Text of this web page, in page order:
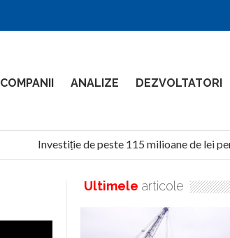
COMPANII ANALIZE DEZVOLTATORI
Investiție de peste 115 milioane de lei
Ultimele articole